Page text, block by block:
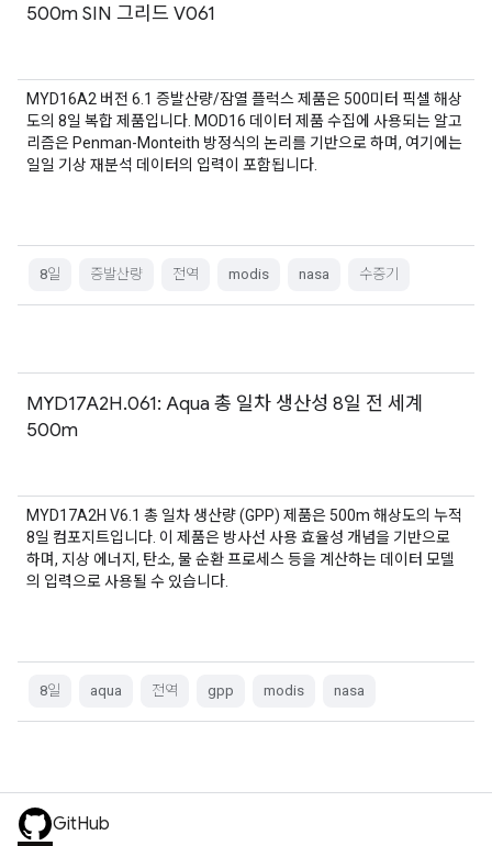
500m SIN 그리드 V061
MYD16A2 버전 6.1 증발산량/잠열 플럭스 제품은 500미터 픽셀 해상
도의 8일 복합 제품입니다. MOD16 데이터 제품 수집에 사용되는 알고
리즘은 Penman-Monteith 방정식의 논리를 기반으로 하며, 여기에는
일일 기상 재분석 데이터의 입력이 포함됩니다.
8일 증발산량 전역 modis nasa 수증기
MYD17A2H.061: Aqua 총 일차 생산성 8일 전 세계
500m
MYD17A2H V6.1 총 일차 생산량 (GPP) 제품은 500m 해상도의 누적
8일 컴포지트입니다. 이 제품은 방사선 사용 효율성 개념을 기반으로
하며, 지상 에너지, 탄소, 물 순환 프로세스 등을 계산하는 데이터 모델
의 입력으로 사용될 수 있습니다.
8일 aqua 전역 gpp modis nasa
GitHub